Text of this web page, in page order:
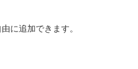
に追加できます。